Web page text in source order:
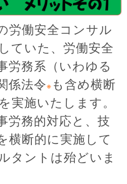
労働安全コンサル
ていた、労働安全
労務系（いわゆる
係法令※ も含め横断
実施いたします。
労務的対応と、技
横断的に実施して
タントは殆どいま